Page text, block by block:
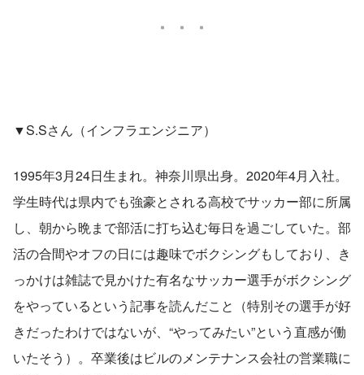
▼S.Sさん（インフラエンジニア）
1995年3月24日生まれ。神奈川県出身。2020年4月入社。
学生時代は県内でも強豪とされる高校でサッカー部に所属
し、朝から晩まで部活に打ち込む毎日を過ごしていた。部
活の合間やオフの日には趣味でボクシングもしており、き
っかけは雑誌で見かけた有名なサッカー選手がボクシング
をやっているという記事を読んだこと（特別その選手が好
きだったわけではないが、“やってみたい”という直感が働
いたそう）。卒業後はビルのメンテナンス会社の営業職に